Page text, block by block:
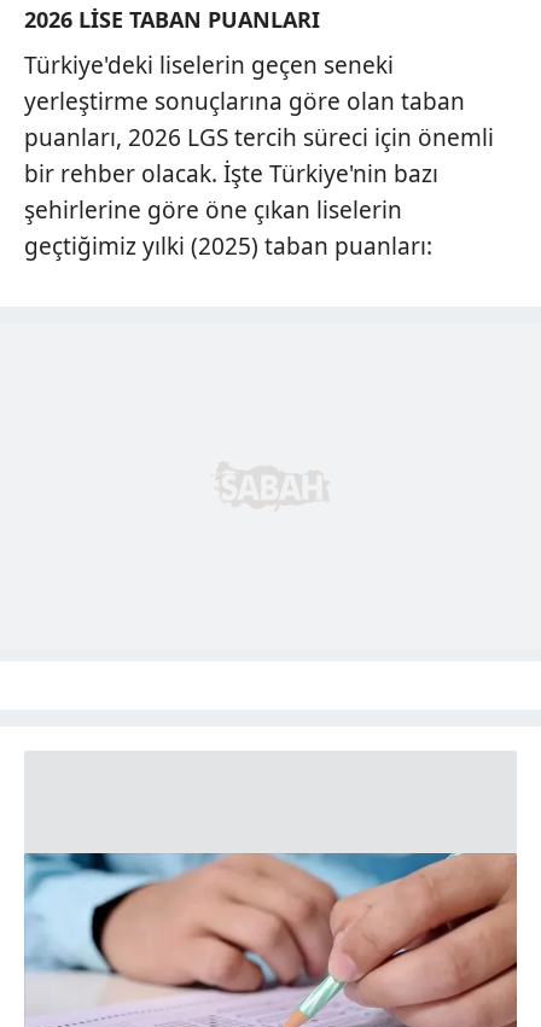
2026 LİSE TABAN PUANLARI
Türkiye'deki liselerin geçen seneki
yerleştirme sonuçlarına göre olan taban
puanları, 2026 LGS tercih süreci için önemli
bir rehber olacak. İşte Türkiye'nin bazı
şehirlerine göre öne çıkan liselerin
geçtiğimiz yılki (2025) taban puanları: